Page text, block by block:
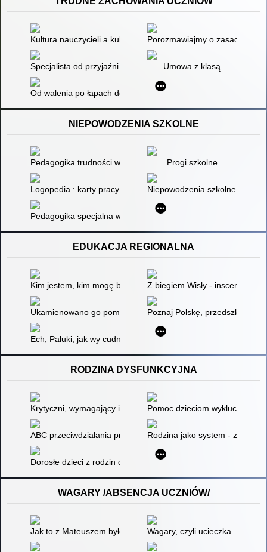
Kultura nauczycieli a kultura uczniów : implikacje
Porozmawiajmy o zasadach
Specjalista od przyjaźni potrzebny od zarazUmowa z klasą
Od walenia po łapach do zmarszczenia brwi, czyli O środkach
NIEPOWODZENIA SZKOLNE
Pedagogika trudności w uczeniu się Progi szkolne
Logopedia : karty pracy : przykłady konkretne [Pomoce
Niepowodzenia szkolne i
Pedagogika specjalna w szkolnictwie powszechnym
EDUKACJA REGIONALNA
Kim jestem, kim mogę być? : poradnik wychowawczo-
Z biegiem Wisły - inscenizacja
Ukamienowano go pomnikiem?Poznaj Polskę, przedszkolaku
Ech, Pałuki, jak wy cudne
RODZINA DYSFUNKCYJNA
Krytyczni, wymagający i dysfunkcyjni rodzice : jak wyznaczać
Pomoc dzieciom wykluczonym
ABC przeciwdziałania przemocy w rodzinie - diagnoza,
Rodzina jako system -
Dorosłe dzieci z rodzin dysfunkcyjnych, czyli Kilka słów o
WAGARY /ABSENCJA UCZNIÓW/
Jak to z Mateuszem było Wagary, czyli ucieczka... ale